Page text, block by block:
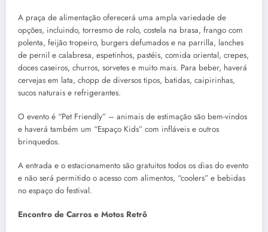
A praça de alimentação oferecerá uma ampla variedade de
opções, incluindo, torresmo de rolo, costela na brasa, frango com
polenta, feijão tropeiro, burgers defumados e na parrilla, lanches
de pernil e calabresa, espetinhos, pastéis, comida oriental, crepes,
doces caseiros, churros, sorvetes e muito mais. Para beber, haverá
cervejas em lata, chopp de diversos tipos, batidas, caipirinhas,
sucos naturais e refrigerantes.
O evento é “Pet Friendly” – animais de estimação são bem-vindos
e haverá também um “Espaço Kids” com infláveis e outros
brinquedos.
A entrada e o estacionamento são gratuitos todos os dias do evento
e não será permitido o acesso com alimentos, “coolers” e bebidas
no espaço do festival.
Encontro de Carros e Motos Retrô